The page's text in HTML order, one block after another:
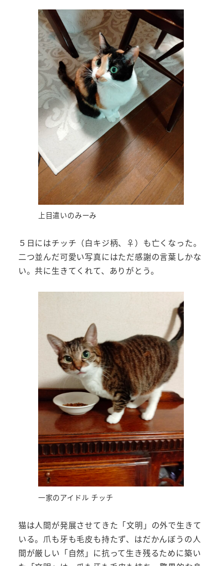
上目遣いのみーみ
５日にはチッチ（白キジ柄、♀）も亡くなった。
二つ並んだ可愛い写真にはただ感謝の言葉しかな
い。共に生きてくれて、ありがとう。
一家のアイドル チッチ
猫は人間が発展させてきた「文明」の外で生きて
いる。爪も牙も毛皮も持たず、はだかんぼうの人
間が厳しい「自然」に抗って生き残るために築い